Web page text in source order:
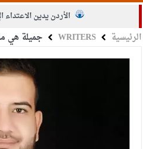
الأردن يدين
الصحة: 1257
حزب التغيير يطلق
مدير مهرجان جرش.. نهج
الرئيسية WRITERS جميلة هي